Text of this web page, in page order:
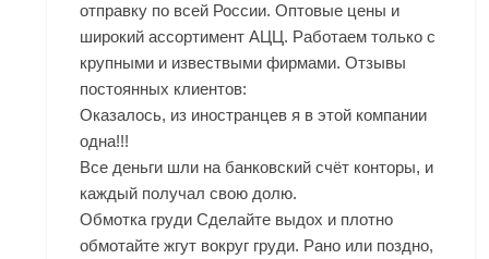
отправку по всей России. Оптовые цены и
широкий ассортимент АЦЦ. Работаем только с
крупными и извествыми фирмами. Отзывы
постоянных клиентов:
Оказалось, из иностранцев я в этой компании
одна!!!
Все деньги шли на банковский счёт конторы, и
каждый получал свою долю.
Обмотка груди Сделайте выдох и плотно
обмотайте жгут вокруг груди. Рано или поздно,